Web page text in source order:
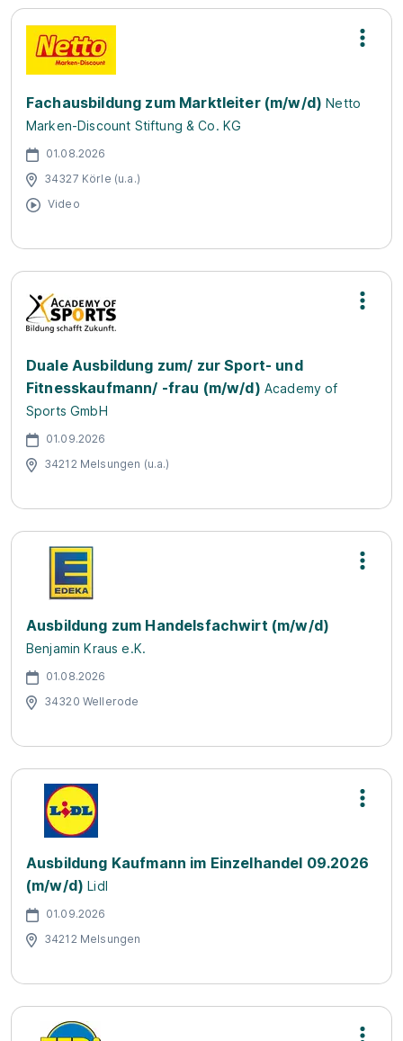
Fachausbildung zum Marktleiter (m/w/d) Netto
Marken-Discount Stiftung & Co. KG
01.08.2026
34327 Körle (u.a.)
Video
Duale Ausbildung zum/ zur Sport- und
Fitnesskaufmann/ -frau (m/w/d) Academy of
Sports GmbH
01.09.2026
34212 Melsungen (u.a.)
Ausbildung zum Handelsfachwirt (m/w/d)
Benjamin Kraus e.K.
01.08.2026
34320 Wellerode
Ausbildung Kaufmann im Einzelhandel 09.2026
(m/w/d) Lidl
01.09.2026
34212 Melsungen